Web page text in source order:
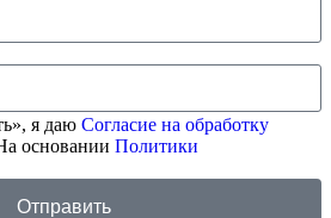
я даю Согласие на обработку
основании Политики
Отправить